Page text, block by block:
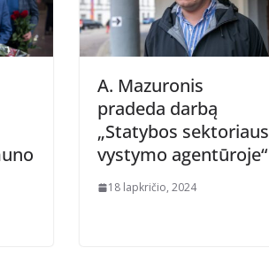
A. Mazuronis
pradeda darbą
„Statybos sektoriaus
vystymo agentūroje“
18 lapkričio, 2024